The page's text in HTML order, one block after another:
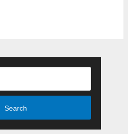
Search